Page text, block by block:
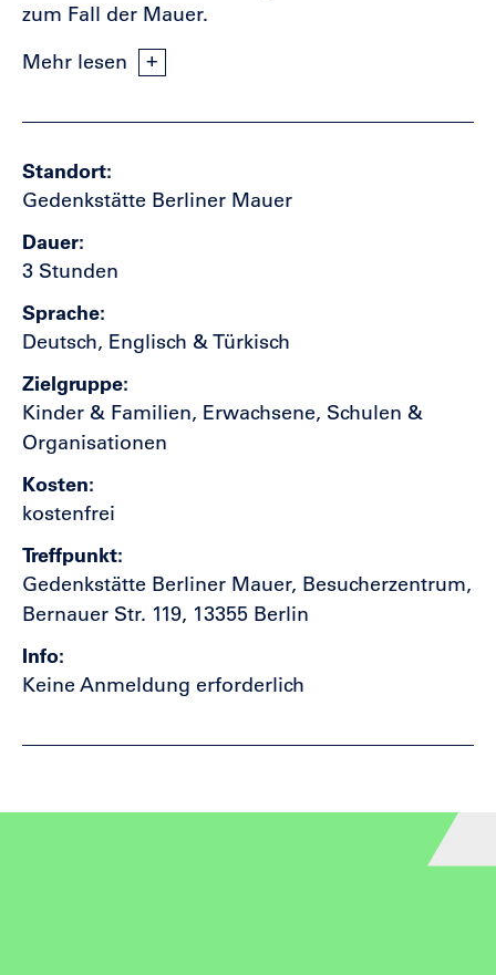
zum Fall der Mauer.
Mehr lesen
Standort
Gedenkstätte Berliner Mauer
Dauer
3 Stunden
Sprache
Deutsch, Englisch & Türkisch
Zielgruppe
Kinder & Familien, Erwachsene, Schulen &
Organisationen
Kosten
kostenfrei
Treffpunkt
Gedenkstätte Berliner Mauer, Besucherzentrum,
Bernauer Str. 119, 13355 Berlin
Info
Keine Anmeldung erforderlich